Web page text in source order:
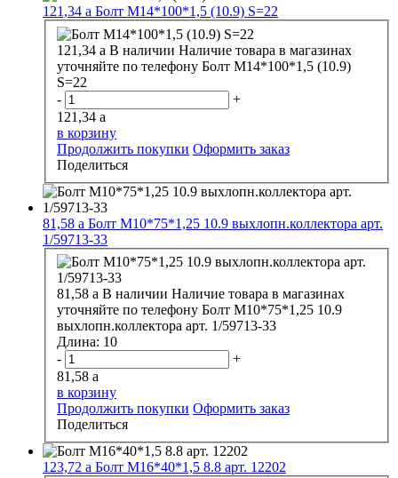
121,34 a Болт М14*100*1,5 (10.9) S=22
121,34 a В наличии Наличие товара в магазинах
уточняйте по телефону Болт М14*100*1,5 (10.9)
S=22
-
+
121,34 a
в корзину
Продолжить покупки Оформить заказ
Поделиться
81,58 a Болт М10*75*1,25 10.9 выхлопн.коллектора арт.
1/59713-33
81,58 a В наличии Наличие товара в магазинах
уточняйте по телефону Болт М10*75*1,25 10.9
выхлопн.коллектора арт. 1/59713-33
Длина: 10
-
+
81,58 a
в корзину
Продолжить покупки Оформить заказ
Поделиться
123,72 a Болт М16*40*1,5 8.8 арт. 12202